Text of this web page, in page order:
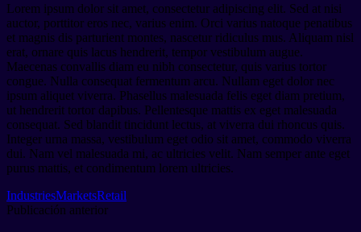
Lorem ipsum dolor sit amet, consectetur adipiscing elit. Sed at nisi
auctor, porttitor eros nec, varius enim. Orci varius natoque penatibus
et magnis dis parturient montes, nascetur ridiculus mus. Aliquam nisl
erat, ornare quis lacus hendrerit, tempor vestibulum augue.
Maecenas convallis diam eu nibh consectetur, quis varius tortor
congue. Nulla consequat fermentum arcu. Nullam eget dolor nec
ipsum aliquet viverra. Phasellus malesuada felis eget diam pretium,
ut hendrerit tortor dapibus. Pellentesque mattis ex eget malesuada
consequat. Sed blandit tincidunt lectus, at viverra dui rhoncus quis.
Integer urna massa, vestibulum eget odio sit amet, commodo viverra
dui. Nam vel malesuada mi, ac ultricies velit. Nam semper ante eget
purus mattis, et condimentum lorem ultricies.
IndustriesMarketsRetail
Publicación anterior